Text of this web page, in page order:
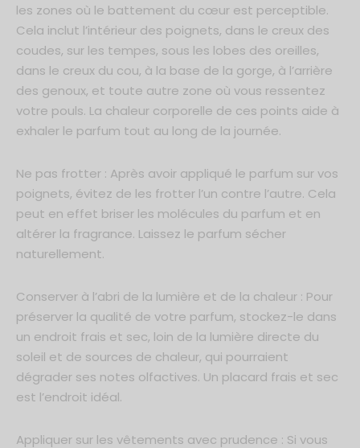
les zones où le battement du cœur est perceptible.
Cela inclut l’intérieur des poignets, dans le creux des
coudes, sur les tempes, sous les lobes des oreilles,
dans le creux du cou, à la base de la gorge, à l’arrière
des genoux, et toute autre zone où vous ressentez
votre pouls. La chaleur corporelle de ces points aide à
exhaler le parfum tout au long de la journée.
Ne pas frotter : Après avoir appliqué le parfum sur vos
poignets, évitez de les frotter l’un contre l’autre. Cela
peut en effet briser les molécules du parfum et en
altérer la fragrance. Laissez le parfum sécher
naturellement.
Conserver à l’abri de la lumière et de la chaleur : Pour
préserver la qualité de votre parfum, stockez-le dans
un endroit frais et sec, loin de la lumière directe du
soleil et de sources de chaleur, qui pourraient
dégrader ses notes olfactives. Un placard frais et sec
est l’endroit idéal.
Appliquer sur les vêtements avec prudence : Si vous